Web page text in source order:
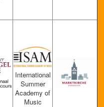
International
Summer
Academy of
Music